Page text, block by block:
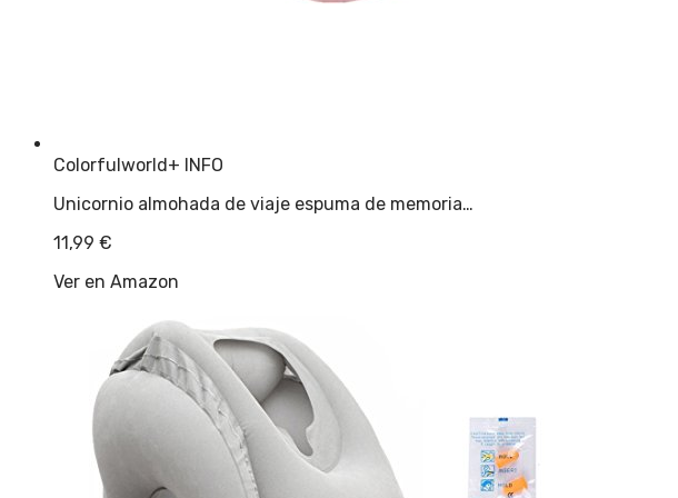
Colorfulworld+ INFO
Unicornio almohada de viaje espuma de memoria…
11,99 €
Ver en Amazon